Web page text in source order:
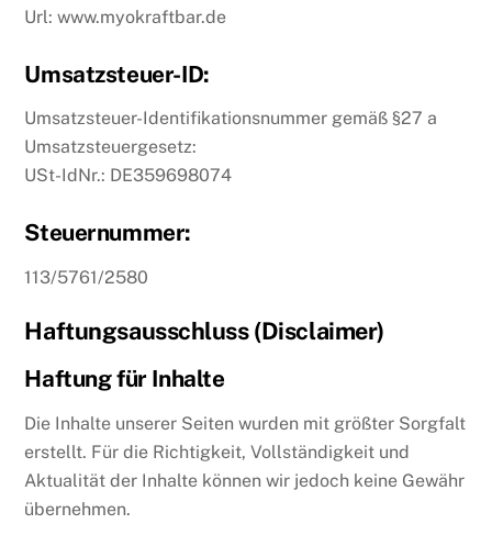
Url: www.myokraftbar.de
Umsatzsteuer-ID:
Umsatzsteuer-Identifikationsnummer gemäß §27 a
Umsatzsteuergesetz:
USt-IdNr.: DE359698074
Steuernummer:
113/5761/2580
Haftungsausschluss (Disclaimer)
Haftung für Inhalte
Die Inhalte unserer Seiten wurden mit größter Sorgfalt
erstellt. Für die Richtigkeit, Vollständigkeit und
Aktualität der Inhalte können wir jedoch keine Gewähr
übernehmen.